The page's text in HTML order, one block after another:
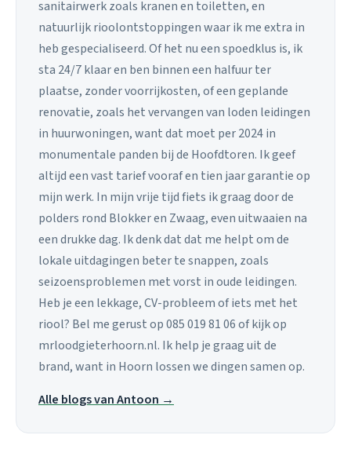
sanitairwerk zoals kranen en toiletten, en
natuurlijk rioolontstoppingen waar ik me extra in
heb gespecialiseerd. Of het nu een spoedklus is, ik
sta 24/7 klaar en ben binnen een halfuur ter
plaatse, zonder voorrijkosten, of een geplande
renovatie, zoals het vervangen van loden leidingen
in huurwoningen, want dat moet per 2024 in
monumentale panden bij de Hoofdtoren. Ik geef
altijd een vast tarief vooraf en tien jaar garantie op
mijn werk. In mijn vrije tijd fiets ik graag door de
polders rond Blokker en Zwaag, even uitwaaien na
een drukke dag. Ik denk dat dat me helpt om de
lokale uitdagingen beter te snappen, zoals
seizoensproblemen met vorst in oude leidingen.
Heb je een lekkage, CV-probleem of iets met het
riool? Bel me gerust op 085 019 81 06 of kijk op
mrloodgieterhoorn.nl. Ik help je graag uit de
brand, want in Hoorn lossen we dingen samen op.
Alle blogs van Antoon →